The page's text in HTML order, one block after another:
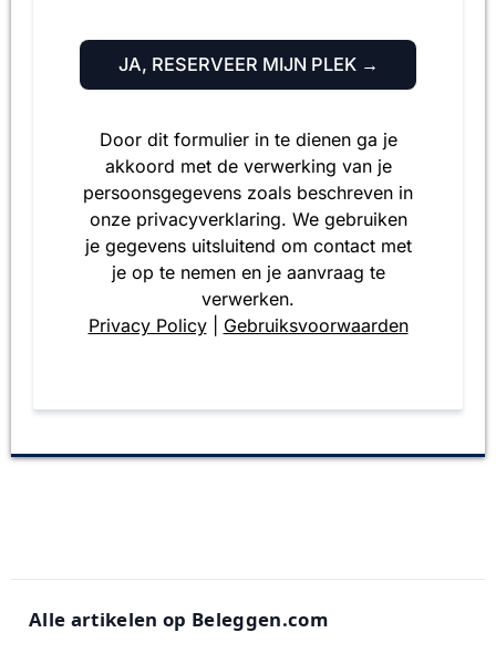
JA, RESERVEER MIJN PLEK →
Door dit formulier in te dienen ga je
akkoord met de verwerking van je
persoonsgegevens zoals beschreven in
onze privacyverklaring. We gebruiken
je gegevens uitsluitend om contact met
je op te nemen en je aanvraag te
verwerken.
Privacy Policy| Gebruiksvoorwaarden
Alle artikelen op Beleggen.com